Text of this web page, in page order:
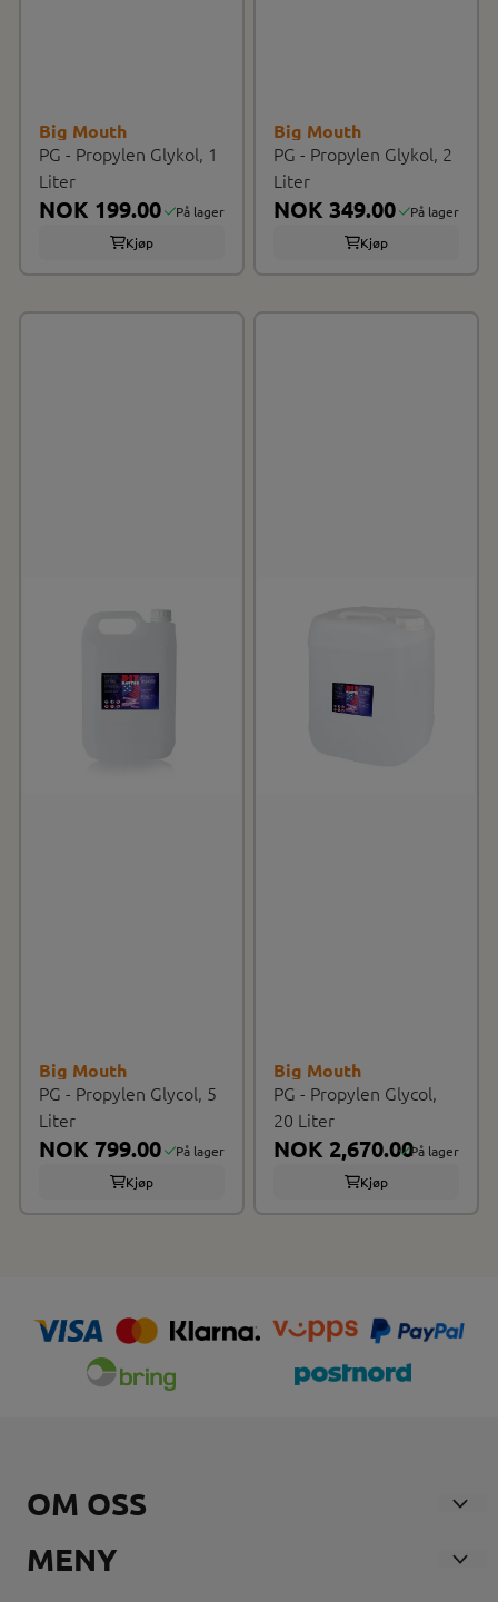
Big Mouth
PG - Propylen Glykol, 1
Liter
NOK 199.00
På lager
Kjøp
Big Mouth
PG - Propylen Glykol, 2
Liter
NOK 349.00
På lager
Kjøp
Big Mouth
PG - Propylen Glycol, 5
Liter
NOK 799.00
På lager
Kjøp
Big Mouth
PG - Propylen Glycol,
20 Liter
NOK 2,670.00På lager
Kjøp
OM OSS
Nosmoke AS
MENY